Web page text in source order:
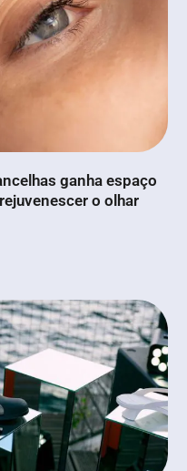
ganha espaço
o olhar